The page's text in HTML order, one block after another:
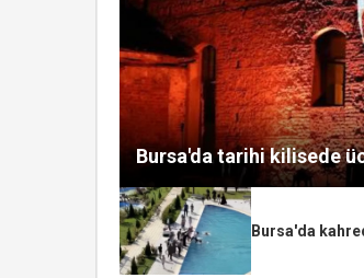
Bursa'da tarihi kilisede
Bursa'da